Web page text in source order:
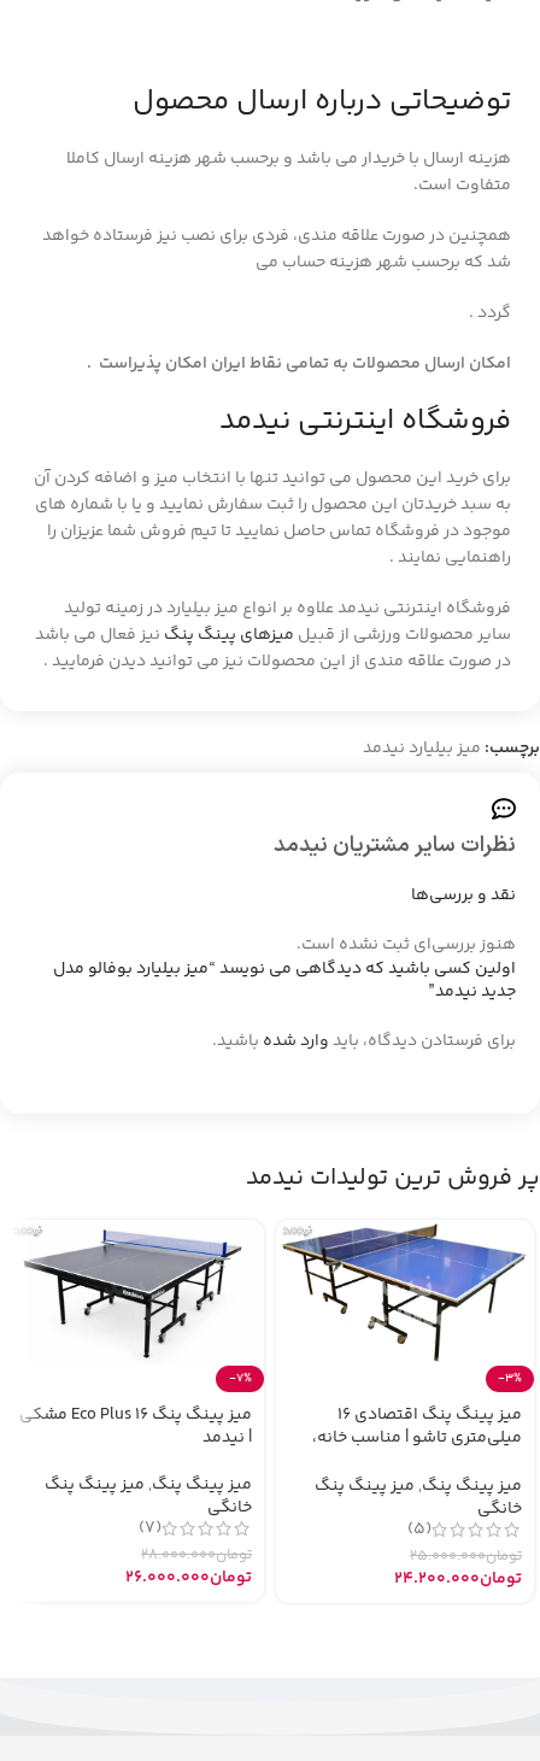
توضیحاتی درباره ارسال محصول
هزینه ارسال با خریدار می باشد و برحسب شهر هزینه ارسال کاملا
متفاوت است.
همچنین در صورت علاقه مندی، فردی برای نصب نیز فرستاده خواهد
شد که برحسب شهر هزینه حساب می
گردد .
امکان ارسال محصولات به تمامی نقاط ایران امکان پذیراست .
فروشگاه اینترنتی نیدمد
برای خرید این محصول می توانید تنها با انتخاب میز و اضافه کردن آن
به سبد خریدتان این محصول را ثبت سفارش نمایید و یا با شماره های
موجود در فروشگاه تماس حاصل نمایید تا تیم فروش شما عزیزان را
راهنمایی نمایند .
فروشگاه اینترنتی نیدمد علاوه بر انواع میز بیلیارد در زمینه تولید
سایر محصولات ورزشی از قبیل میزهای پینگ پنگ نیز فعال می باشد
در صورت علاقه مندی از این محصولات نیز می توانید دیدن فرمایید .
برچسب: میز بیلیارد نیدمد
نظرات سایر مشتریان نیدمد
نقد و بررسی‌ها
هنوز بررسی‌ای ثبت نشده است.
اولین کسی باشید که دیدگاهی می نویسد “میز بیلیارد بوفالو مدل
جدید نیدمد”
برای فرستادن دیدگاه، بایدوارد شده باشید.
پر فروش ترین تولیدات نیدمد
-3%
میز پینگ پنگ اقتصادی 16
میلی‌متری تاشو | مناسب خانه،
میز پینگ پنگ, میز پینگ پنگ
خانگی
(5)
تومان25.000.000
تومان24.200.000
-7%
میز پینگ پنگ Eco Plus 16 مشکی
| نیدمد
میز پینگ پنگ, میز پینگ پنگ
خانگی
(7)
تومان28.000.000
تومان26.000.000